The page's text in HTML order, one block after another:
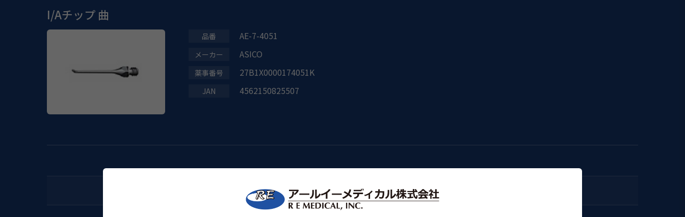
I/Aチップ 曲
AE-7-4051
ASICO
27B1X0000174051K
4562150825507
I/A